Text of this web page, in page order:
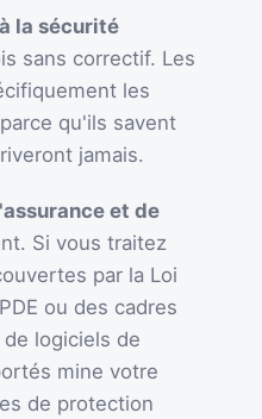
la sécurité
sans correctif. Les
les
qu'ils savent
jamais.
et de
Si vous traitez
par la Loi
ou des cadres
logiciels de
mine votre
de protection